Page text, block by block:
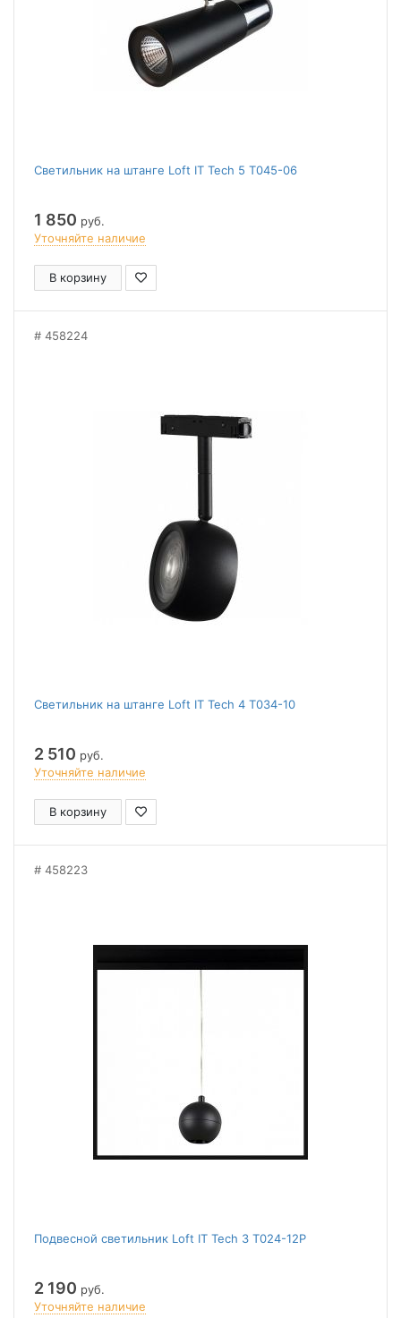
Светильник на штанге Loft IT Tech 5 T045-06
1 850 руб.
Уточняйте наличие
В корзину
458224
Светильник на штанге Loft IT Tech 4 T034-10
2 510 руб.
Уточняйте наличие
В корзину
458223
Подвесной светильник Loft IT Tech 3 T024-12P
2 190 руб.
Уточняйте наличие